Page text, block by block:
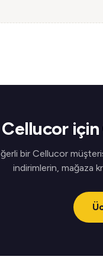
Cellucor için
bir Cellucor
indirimlerin, mağaza